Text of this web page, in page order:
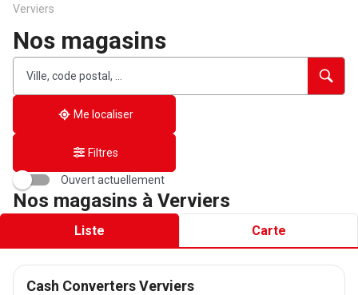
Verviers
Nos magasins
Rechercher
Veuillez
renseigner
adresse
{{count}}
résultat(s)
Me localiser
Filtres
Ouvert actuellement
Nos magasins à Verviers
Liste Carte
Cash Converters Verviers